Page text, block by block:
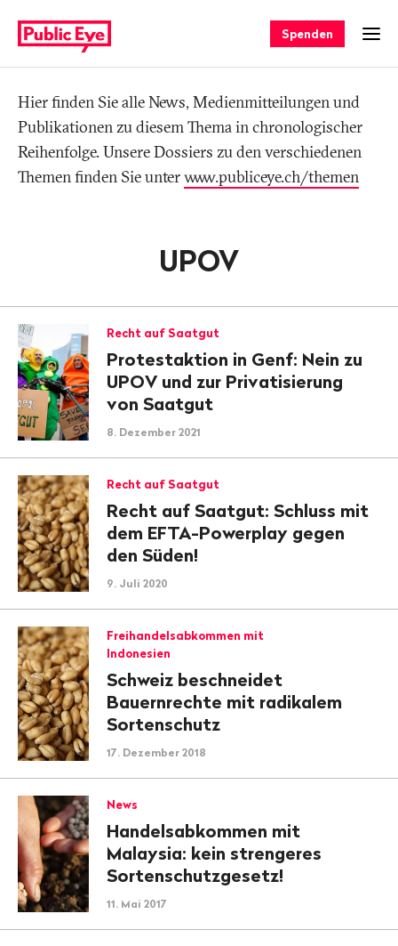
auf
publiceye.ch
Spenden
Tag
Hier finden Sie alle News, Medienmitteilungen und
Publikationen zu diesem Thema in chronologischer
Reihenfolge. Unsere Dossiers zu den verschiedenen
Themen finden Sie unterwww.publiceye.ch/themen
UPOV
Recht auf Saatgut
Protestaktion in Genf: Nein zu
UPOV und zur Privatisierung
von Saatgut
8. Dezember 2021
Recht auf Saatgut
Recht auf Saatgut: Schluss mit
dem EFTA-Powerplay gegen
den Süden!
9. Juli 2020
Freihandelsabkommen mit
Indonesien
Schweiz beschneidet
Bauernrechte mit radikalem
Sortenschutz
17. Dezember 2018
News
Handelsabkommen mit
Malaysia: kein strengeres
Sortenschutzgesetz!
11. Mai 2017